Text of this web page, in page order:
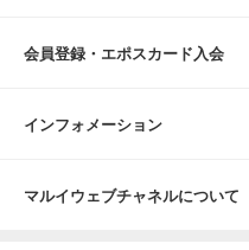
会員登録・エポスカード入会
インフォメーション
マルイウェブチャネルについて